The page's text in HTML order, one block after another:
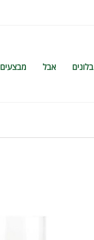
בלונים אבל מבצעים